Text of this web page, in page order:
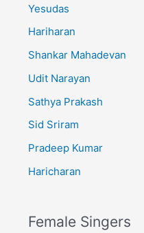
Yesudas
Hariharan
Shankar Mahadevan
Udit Narayan
Sathya Prakash
Sid Sriram
Pradeep Kumar
Haricharan
Female Singers